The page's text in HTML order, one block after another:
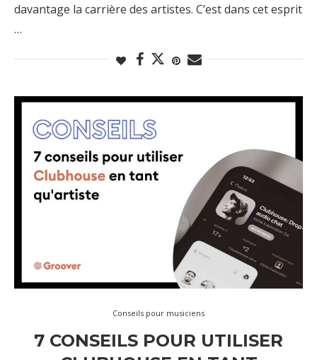
davantage la carrière des artistes. C’est dans cet esprit
…
Conseils pour musiciens
7 CONSEILS POUR UTILISER